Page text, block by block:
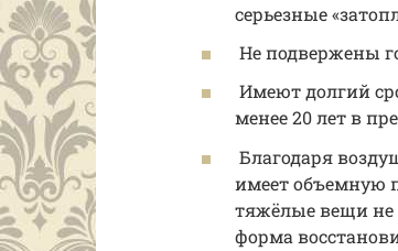
серьезные
Не подвержены
Имеют долгий
менее 20 лет в
Благодаря
имеет объемную
тяжёлые вещи не
форма